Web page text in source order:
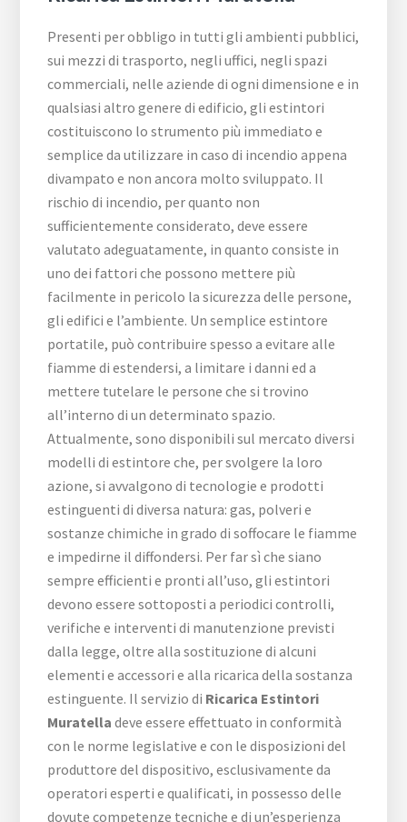
Presenti per obbligo in tutti gli ambienti pubblici,
sui mezzi di trasporto, negli uffici, negli spazi
commerciali, nelle aziende di ogni dimensione e in
qualsiasi altro genere di edificio, gli estintori
costituiscono lo strumento più immediato e
semplice da utilizzare in caso di incendio appena
divampato e non ancora molto sviluppato. Il
rischio di incendio, per quanto non
sufficientemente considerato, deve essere
valutato adeguatamente, in quanto consiste in
uno dei fattori che possono mettere più
facilmente in pericolo la sicurezza delle persone,
gli edifici e l’ambiente. Un semplice estintore
portatile, può contribuire spesso a evitare alle
fiamme di estendersi, a limitare i danni ed a
mettere tutelare le persone che si trovino
all’interno di un determinato spazio.
Attualmente, sono disponibili sul mercato diversi
modelli di estintore che, per svolgere la loro
azione, si avvalgono di tecnologie e prodotti
estinguenti di diversa natura: gas, polveri e
sostanze chimiche in grado di soffocare le fiamme
e impedirne il diffondersi. Per far sì che siano
sempre efficienti e pronti all’uso, gli estintori
devono essere sottoposti a periodici controlli,
verifiche e interventi di manutenzione previsti
dalla legge, oltre alla sostituzione di alcuni
elementi e accessori e alla ricarica della sostanza
estinguente. Il servizio di Ricarica Estintori
Muratella deve essere effettuato in conformità
con le norme legislative e con le disposizioni del
produttore del dispositivo, esclusivamente da
operatori esperti e qualificati, in possesso delle
dovute competenze tecniche e di un’esperienza